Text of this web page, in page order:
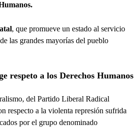
, que promueve un estado al servicio
las grandes mayorías del pueblo
respeto a los Derechos Humanos
del Partido Liberal Radical
respecto a la violenta represión sufrida
por el grupo denominado